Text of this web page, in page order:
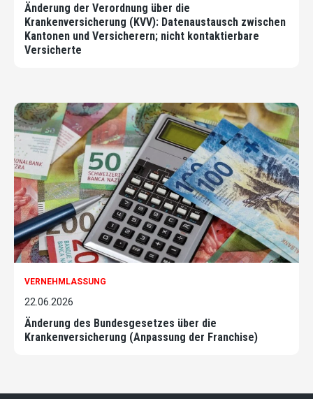
Änderung der Verordnung über die
Krankenversicherung (KVV): Datenaustausch zwischen
Kantonen und Versicherern; nicht kontaktierbare
Versicherte
VERNEHMLASSUNG
22.06.2026
Änderung des Bundesgesetzes über die
Krankenversicherung (Anpassung der Franchise)